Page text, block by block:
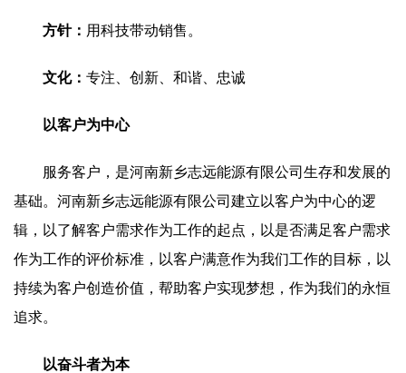
方针： 用科技带动销售。
文化： 专注、创新、和谐、忠诚
以客户为中心
服务客户，是河南新乡志远能源有限公司生存和发展的
基础。河南新乡志远能源有限公司建立以客户为中心的逻
辑，以了解客户需求作为工作的起点，以是否满足客户需求
作为工作的评价标准，以客户满意作为我们工作的目标，以
持续为客户创造价值，帮助客户实现梦想，作为我们的永恒
追求。
以奋斗者为本